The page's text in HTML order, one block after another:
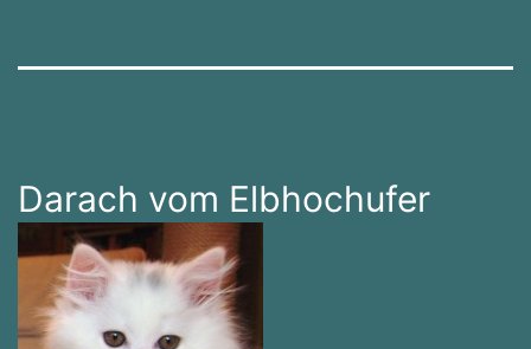
Darach vom Elbhochufer